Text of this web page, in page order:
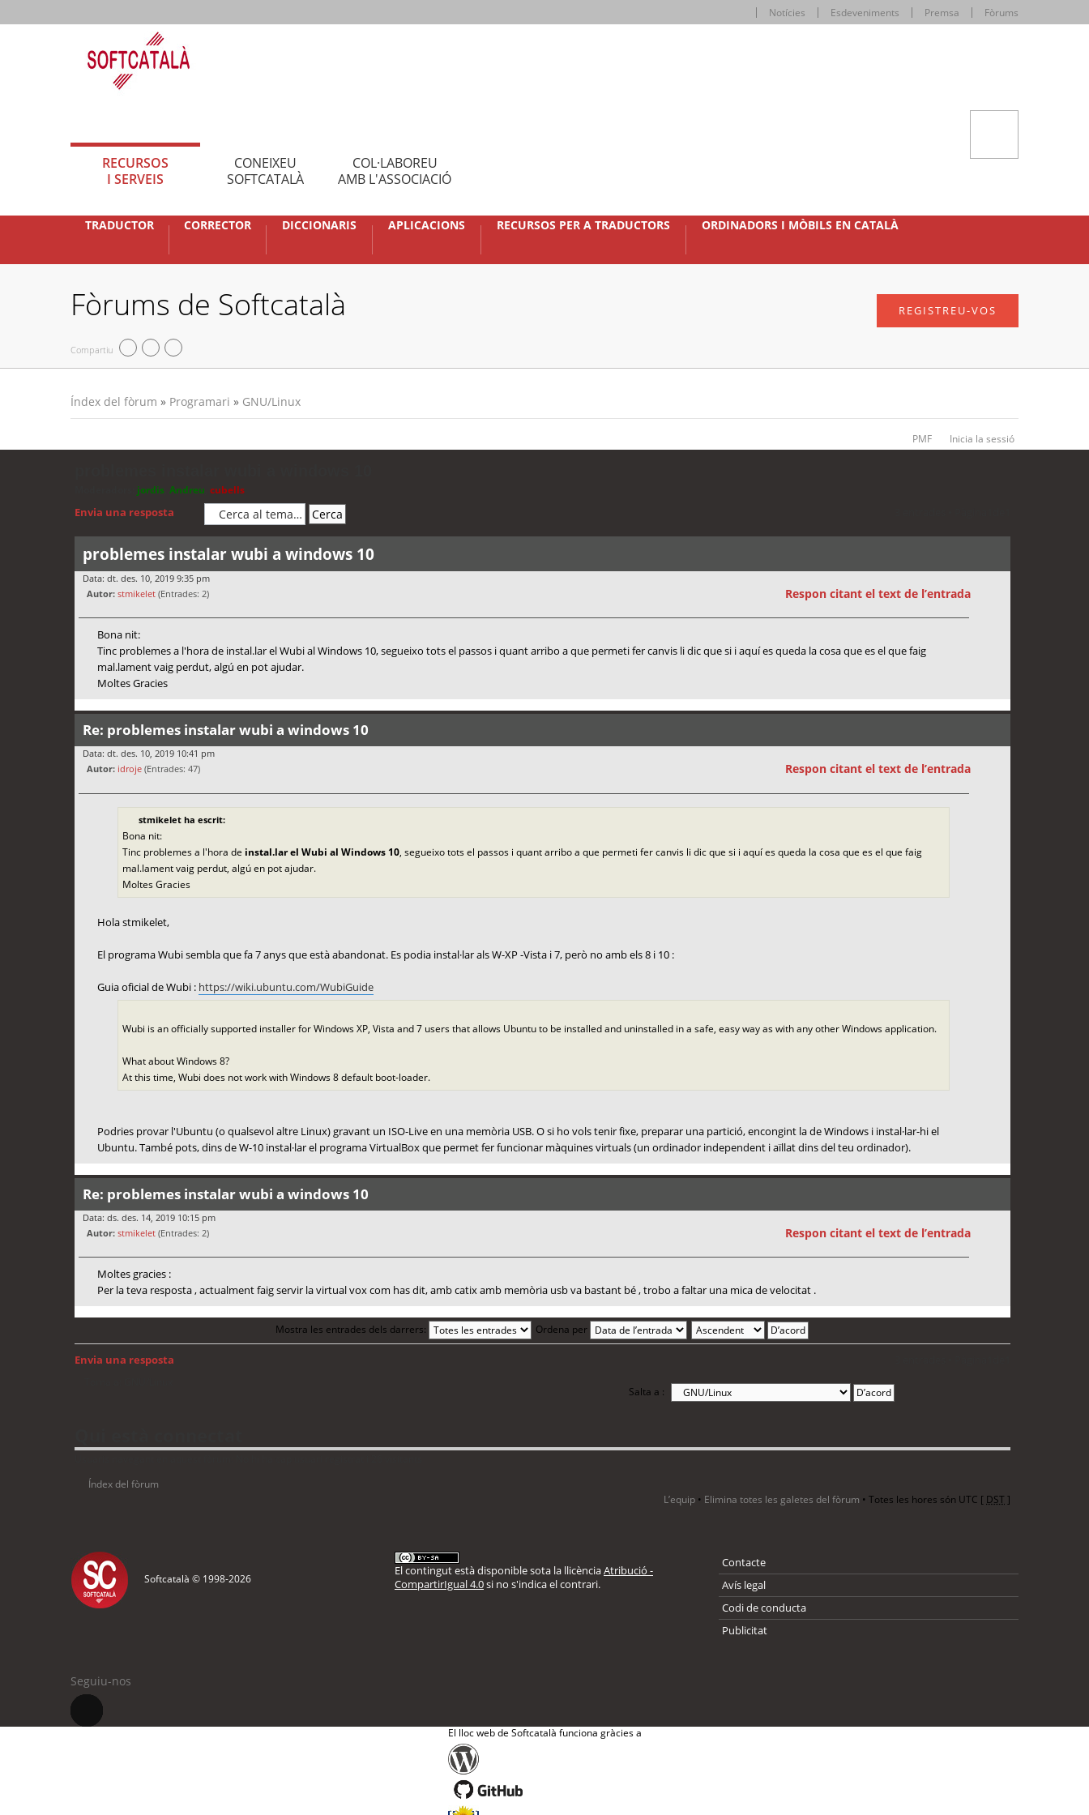
Notícies Esdeveniments Premsa Fòrums
RECURSOS
I SERVEIS
CONEIXEU
SOFTCATALÀ
COL·LABOREU
AMB L'ASSOCIACIÓ
TRADUCTOR CORRECTOR DICCIONARIS APLICACIONS RECURSOS PER A TRADUCTORS ORDINADORS I MÒBILS EN CATALÀ
Fòrums de Softcatalà
Compartiu
REGISTREU-VOS
Índex del fòrum » Programari » GNU/Linux
PMF Inicia la sessió
jordis Andreu cubells
Envia una resposta
problemes instalar wubi a windows 10
Data: dt. des. 10, 2019 9:35 pm
Autor: stmikelet (Entrades: 2) Respon citant el text de l’entrada
Bona nit:
Tinc problemes a l'hora de instal.lar el Wubi al Windows 10, segueixo tots el passos i quant arribo a que permeti fer canvis li dic que si i aquí es queda la cosa que es el que faig
mal.lament vaig perdut, algú en pot ajudar.
Moltes Gracies
Re: problemes instalar wubi a windows 10
Data: dt. des. 10, 2019 10:41 pm
Autor: idroje (Entrades: 47) Respon citant el text de l’entrada
stmikelet ha escrit:
Bona nit:
Tinc problemes a l'hora de instal.lar el Wubi al Windows 10, segueixo tots el passos i quant arribo a que permeti fer canvis li dic que si i aquí es queda la cosa que es el que faig
mal.lament vaig perdut, algú en pot ajudar.
Moltes Gracies
Hola stmikelet,
El programa Wubi sembla que fa 7 anys que està abandonat. Es podia instal·lar als W-XP -Vista i 7, però no amb els 8 i 10 :
Guia oficial de Wubi : https://wiki.ubuntu.com/WubiGuide
Wubi is an officially supported installer for Windows XP, Vista and 7 users that allows Ubuntu to be installed and uninstalled in a safe, easy way as with any other Windows application.
What about Windows 8?
At this time, Wubi does not work with Windows 8 default boot-loader.
Podries provar l'Ubuntu (o qualsevol altre Linux) gravant un ISO-Live en una memòria USB. O si ho vols tenir fixe, preparar una partició, encongint la de Windows i instal·lar-hi el
Ubuntu. També pots, dins de W-10 instal·lar el programa VirtualBox que permet fer funcionar màquines virtuals (un ordinador independent i aïllat dins del teu ordinador).
Re: problemes instalar wubi a windows 10
Data: ds. des. 14, 2019 10:15 pm
Autor: stmikelet (Entrades: 2) Respon citant el text de l’entrada
Moltes gracies :
Per la teva resposta , actualment faig servir la virtual vox com has dit, amb catix amb memòria usb va bastant bé , trobo a faltar una mica de velocitat .
Mostra les entrades dels darrers: Ordena per
Envia una resposta
Salta a :
Índex del fòrum
L’equip • Elimina totes les galetes del fòrum • Totes les hores són UTC [ DST]
Softcatalà © 1998-2026
El contingut està disponible sota la llicènciaAtribució -
CompartirIgual 4.0si no s'indica el contrari.
Contacte
Avís legal
Codi de conducta
Publicitat
Seguiu-nos
El lloc web de Softcatalà funciona gràcies a